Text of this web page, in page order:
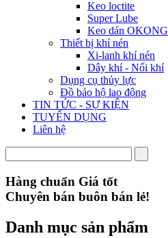
Keo loctite
Super Lube
Keo dán OKONG
Thiết bị khí nén
Xi-lanh khí nén
Dây khí - Nối khí
Dụng cụ thủy lực
Đồ bảo hộ lao động
TIN TỨC - SỰ KIỆN
TUYỂN DỤNG
Liên hệ
Hàng chuẩn Giá tốt
Chuyên bán buôn bán lẻ!
Danh mục sản phẩm